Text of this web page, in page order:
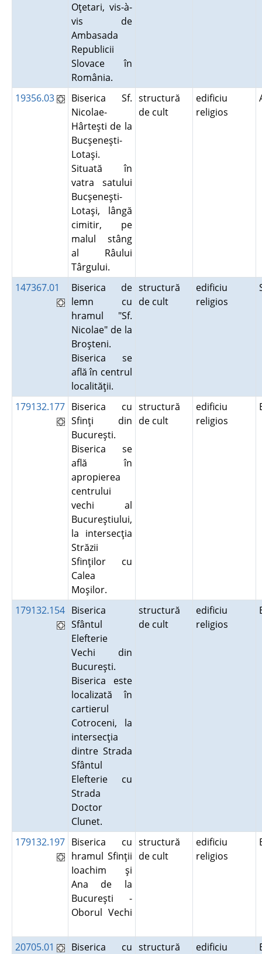
Oţetari, vis-à-
vis de
Ambasada
Republicii
Slovace în
România.
19356.03
Biserica Sf.
Nicolae-
Hârteşti de la
Bucşeneşti-
Lotaşi.
Situată în
vatra satului
Bucşeneşti-
Lotaşi, lângă
cimitir, pe
malul stâng
al Râului
Târgului.
structură
de cult
edificiu
religios
147367.01
Biserica de
lemn cu
hramul "Sf.
Nicolae" de la
Broşteni.
Biserica se
află în centrul
localităţii.
structură
de cult
edificiu
religios
179132.177 Biserica cu
Sfinţi din
Bucureşti.
Biserica se
află în
apropierea
centrului
vechi al
Bucureştiului,
la intersecţia
Străzii
Sfinţilor cu
Calea
Moşilor.
structură
de cult
edificiu
religios
179132.154 Biserica
Sfântul
Elefterie
Vechi din
Bucureşti.
Biserica este
localizată în
cartierul
Cotroceni, la
intersecţia
dintre Strada
Sfântul
Elefterie cu
Strada
Doctor
Clunet.
structură
de cult
edificiu
religios
179132.197 Biserica cu
hramul Sfinţii
Ioachim şi
Ana de la
Bucureşti -
Oborul Vechi
structură
de cult
edificiu
religios
20705.01 Biserica cu structură edificiu